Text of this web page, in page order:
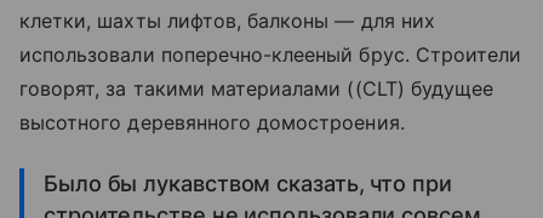
клетки, шахты лифтов, балконы — для них
использовали поперечно-клееный брус. Строители
говорят, за такими материалами ((CLT) будущее
высотного деревянного домостроения.
Было бы лукавством сказать, что при